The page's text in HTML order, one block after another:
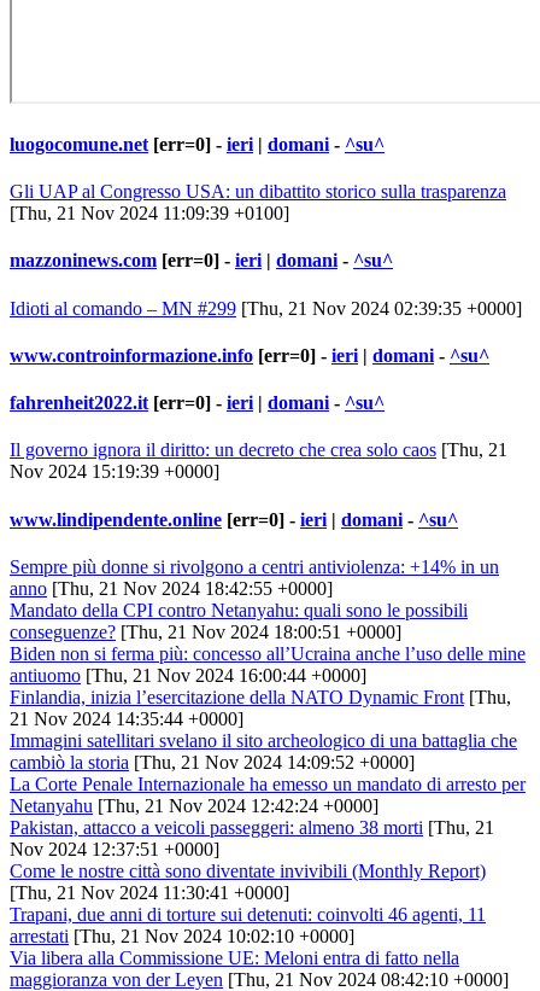
luogocomune.net [err=0] - ieri | domani - ^su^
Gli UAP al Congresso USA: un dibattito storico sulla trasparenza
[Thu, 21 Nov 2024 11:09:39 +0100]
mazzoninews.com [err=0] - ieri | domani - ^su^
Idioti al comando – MN #299 [Thu, 21 Nov 2024 02:39:35 +0000]
www.controinformazione.info [err=0] - ieri | domani - ^su^
fahrenheit2022.it [err=0] - ieri | domani - ^su^
Il governo ignora il diritto: un decreto che crea solo caos [Thu, 21
Nov 2024 15:19:39 +0000]
www.lindipendente.online [err=0] - ieri | domani - ^su^
Sempre più donne si rivolgono a centri antiviolenza: +14% in un
anno [Thu, 21 Nov 2024 18:42:55 +0000]
Mandato della CPI contro Netanyahu: quali sono le possibili
conseguenze? [Thu, 21 Nov 2024 18:00:51 +0000]
Biden non si ferma più: concesso all’Ucraina anche l’uso delle mine
antiuomo [Thu, 21 Nov 2024 16:00:44 +0000]
Finlandia, inizia l’esercitazione della NATO Dynamic Front [Thu,
21 Nov 2024 14:35:44 +0000]
Immagini satellitari svelano il sito archeologico di una battaglia che
cambiò la storia [Thu, 21 Nov 2024 14:09:52 +0000]
La Corte Penale Internazionale ha emesso un mandato di arresto per
Netanyahu [Thu, 21 Nov 2024 12:42:24 +0000]
Pakistan, attacco a veicoli passeggeri: almeno 38 morti [Thu, 21
Nov 2024 12:37:51 +0000]
Come le nostre città sono diventate invivibili (Monthly Report)
[Thu, 21 Nov 2024 11:30:41 +0000]
Trapani, due anni di torture sui detenuti: coinvolti 46 agenti, 11
arrestati [Thu, 21 Nov 2024 10:02:10 +0000]
Via libera alla Commissione UE: Meloni entra di fatto nella
maggioranza von der Leyen [Thu, 21 Nov 2024 08:42:10 +0000]